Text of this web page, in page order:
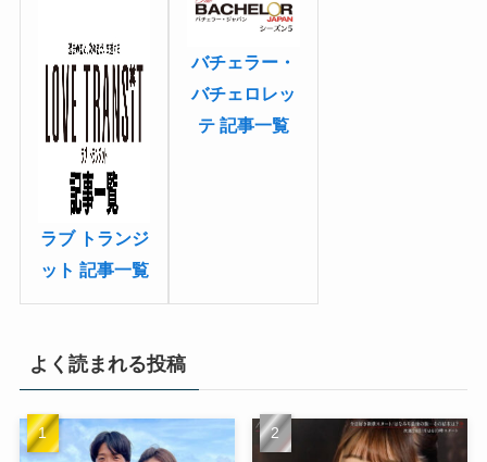
ラブ トランジ
ット 記事一覧
バチェラー・
バチェロレッ
テ 記事一覧
よく読まれる投稿